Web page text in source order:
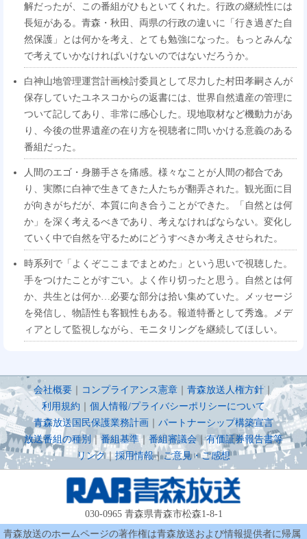
解だったが、この番組がひもといてくれた。行政の継続性には
長短がある。青森・秋田、両県の行政の違いに「行き過ぎた自
然保護」とは何かを考え、とても勉強になった。もっとみんな
で考えていかなければいけないのではないだろうか。
白神山地管理運営計画検討委員として尽力した村田孝嗣さんが
保存していたユネスコからの返書には、世界自然遺産の管理に
ついて記してあり、非常に感心した。現地取材など機動力があ
り、今後の世界遺産の在り方を視聴者に問いかける意義のある
番組だった。
人間のエゴ・身勝手さを痛感。様々なことが人間の都合であ
り、実際に白神で生きてきた人たちが翻弄された。観光面に目
が向きがちだが、本質に向き合うことができた。「自然とは何
か」を深く考えるべきであり、考えなければならない。変化し
ていく中で自然を守るためにどうすべきか考えさせられた。
時系列で「よくぞここまでまとめた」という思いで視聴した。
手をつけたことがすごい。よく作り切ったと思う。自然とは何
か、共生とは何か…必要な部分は拾い集めていた。メッセージ
を発信し、物語性も客観性もある。報道特番として秀逸。メデ
ィアとして監視しながら、モニタリングを継続してほしい。
会社概要 コンプライアンス憲章 青森放送人権方針｜
利用規約
個人情報/プライバシーポリシーについて
青森放送国民保護業務計画
パートナーシップ構築宣言
放送番組の種別 ｜番組基準 ｜ 番組審議会 ｜有価証券報告書等
リンク｜ 採用情報｜ご意見・ご感想
030-0965 青森県青森市松森1-8-1
青森放送のホームページの著作権は青森放送および情報提供者に帰属